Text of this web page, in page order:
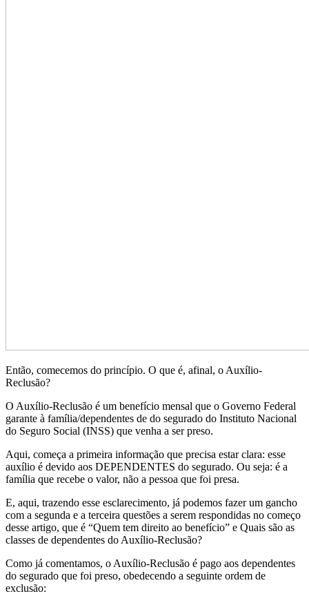
Então, comecemos do princípio. O que é, afinal, o Auxílio-
Reclusão?
O Auxílio-Reclusão é um benefício mensal que o Governo Federal
garante à família/dependentes de do segurado do Instituto Nacional
do Seguro Social (INSS) que venha a ser preso.
Aqui, começa a primeira informação que precisa estar clara: esse
auxílio é devido aos DEPENDENTES do segurado. Ou seja: é a
família que recebe o valor, não a pessoa que foi presa.
E, aqui, trazendo esse esclarecimento, já podemos fazer um gancho
com a segunda e a terceira questões a serem respondidas no começo
desse artigo, que é “Quem tem direito ao benefício” e Quais são as
classes de dependentes do Auxílio-Reclusão?
Como já comentamos, o Auxílio-Reclusão é pago aos dependentes
do segurado que foi preso, obedecendo a seguinte ordem de
exclusão: